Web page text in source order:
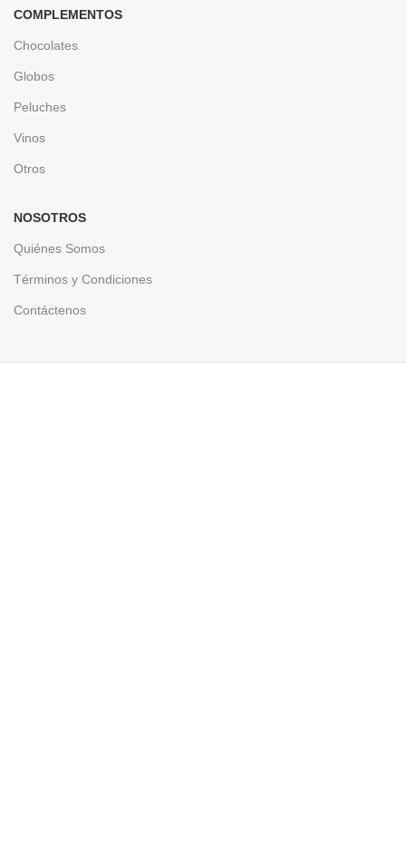
COMPLEMENTOS
Chocolates
Globos
Peluches
Vinos
Otros
NOSOTROS
Quiénes Somos
Términos y Condiciones
Contáctenos